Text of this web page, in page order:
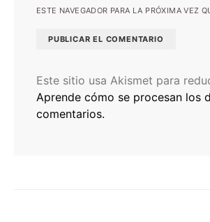
ESTE NAVEGADOR PARA LA PRÓXIMA VEZ
Este sitio usa Akismet para
Aprende cómo se procesan los
comentarios.